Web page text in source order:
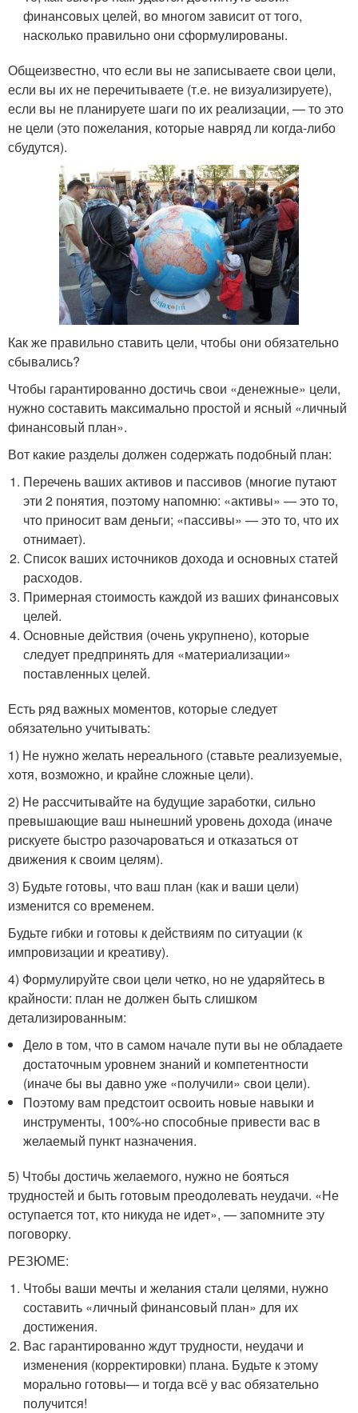
финансовых целей, во многом зависит от того,
насколько правильно они сформулированы.
Общеизвестно, что если вы не записываете свои цели,
если вы их не перечитываете (т.е. не визуализируете),
если вы не планируете шаги по их реализации, — то это
не цели (это пожелания, которые навряд ли когда-либо
сбудутся).
Как же правильно ставить цели, чтобы они обязательно
сбывались?
Чтобы гарантированно достичь свои «денежные» цели,
нужно составить максимально простой и ясный «личный
финансовый план».
Вот какие разделы должен содержать подобный план:
Перечень ваших активов и пассивов (многие путают
эти 2 понятия, поэтому напомню: «активы» — это то,
что приносит вам деньги; «пассивы» — это то, что их
отнимает).
Список ваших источников дохода и основных статей
расходов.
Примерная стоимость каждой из ваших финансовых
целей.
Основные действия (очень укрупнено), которые
следует предпринять для «материализации»
поставленных целей.
Есть ряд важных моментов, которые следует
обязательно учитывать:
1) Не нужно желать нереального (ставьте реализуемые,
хотя, возможно, и крайне сложные цели).
2) Не рассчитывайте на будущие заработки, сильно
превышающие ваш нынешний уровень дохода (иначе
рискуете быстро разочароваться и отказаться от
движения к своим целям).
3) Будьте готовы, что ваш план (как и ваши цели)
изменится со временем.
Будьте гибки и готовы к действиям по ситуации (к
импровизации и креативу).
4) Формулируйте свои цели четко, но не ударяйтесь в
крайности: план не должен быть слишком
детализированным:
Дело в том, что в самом начале пути вы не обладаете
достаточным уровнем знаний и компетентности
(иначе бы вы давно уже «получили» свои цели).
Поэтому вам предстоит освоить новые навыки и
инструменты, 100%-но способные привести вас в
желаемый пункт назначения.
5) Чтобы достичь желаемого, нужно не бояться
трудностей и быть готовым преодолевать неудачи. «Не
оступается тот, кто никуда не идет», — запомните эту
поговорку.
РЕЗЮМЕ:
Чтобы ваши мечты и желания стали целями, нужно
составить «личный финансовый план» для их
достижения.
Вас гарантированно ждут трудности, неудачи и
изменения (корректировки) плана. Будьте к этому
морально готовы— и тогда всё у вас обязательно
получится!